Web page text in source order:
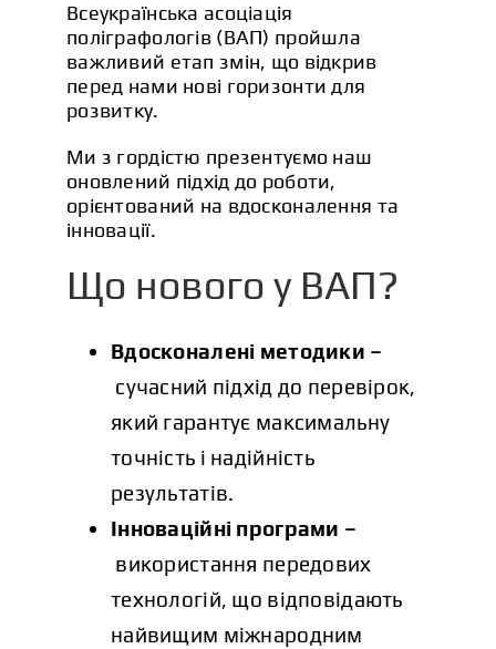
Всеукраїнська асоціація
поліграфологів (ВАП) пройшла
важливий етап змін, що відкрив
перед нами нові горизонти для
розвитку.
Ми з гордістю презентуємо наш
оновлений підхід до роботи,
орієнтований на вдосконалення та
інновації.
Що нового у ВАП?
Вдосконалені методики –
сучасний підхід до перевірок,
який гарантує максимальну
точність і надійність
результатів.
Інноваційні програми –
використання передових
технологій, що відповідають
найвищим міжнародним